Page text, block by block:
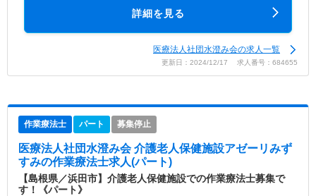
詳細を見る
医療法人社団水澄み会の求人一覧
更新日：2024/12/17 求人番号：684655
作業療法士 パート 募集停止
医療法人社団水澄み会 介護老人保健施設アゼーリみず
すみの作業療法士求人(パート)
【島根県／浜田市】介護老人保健施設での作業療法士募集で
す！《パート》